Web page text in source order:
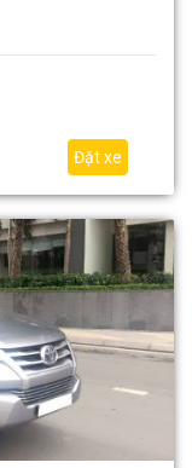
Đặt xe